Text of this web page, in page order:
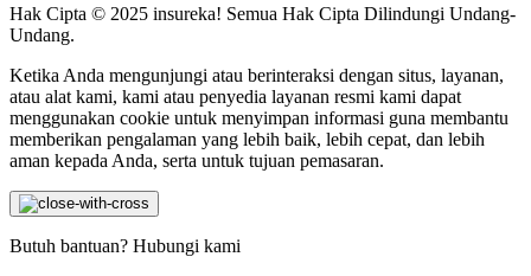
Hak Cipta © 2025 insureka! Semua Hak Cipta Dilindungi Undang-
Undang.
Ketika Anda mengunjungi atau berinteraksi dengan situs, layanan,
atau alat kami, kami atau penyedia layanan resmi kami dapat
menggunakan cookie untuk menyimpan informasi guna membantu
memberikan pengalaman yang lebih baik, lebih cepat, dan lebih
aman kepada Anda, serta untuk tujuan pemasaran.
Butuh bantuan? Hubungi kami